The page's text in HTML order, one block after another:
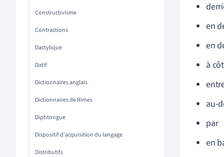
Constructivisme
Contractions
Dactylique
Datif
Dictionnaires anglais
Dictionnaires de Rimes
Diphtongue
Dispositif d'acquisition du langage
Distributifs
en
en
à
au-
par
en